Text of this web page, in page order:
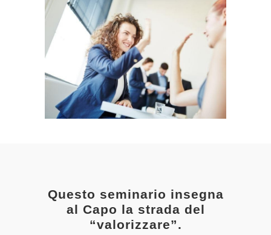
Questo seminario insegna
al Capo la strada del
“valorizzare”.